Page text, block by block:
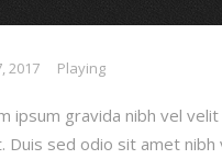
2017 Playing
ipsum gravida nibh vel
Duis sed odio sit amet